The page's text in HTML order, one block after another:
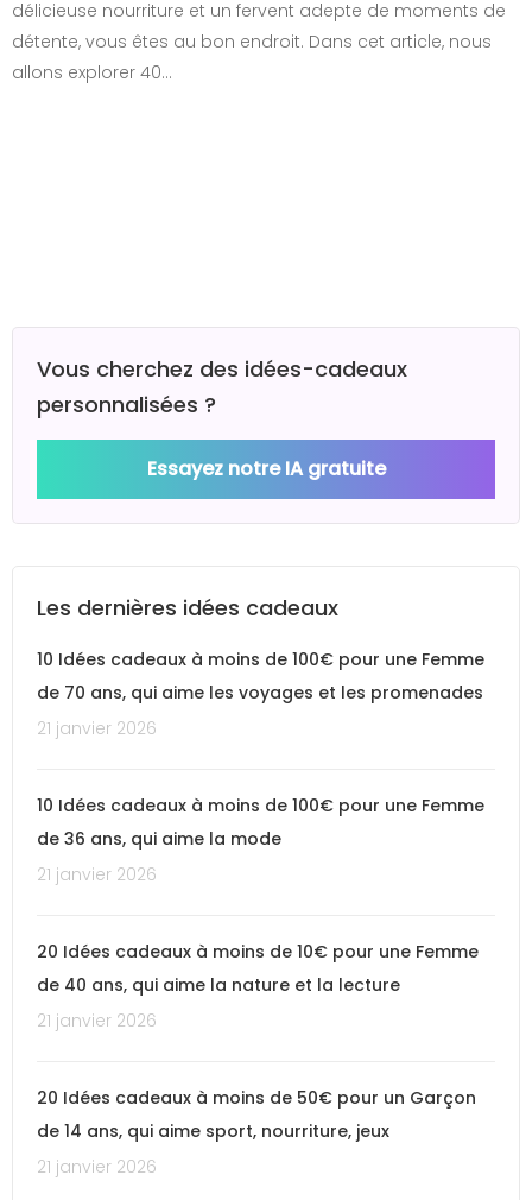
délicieuse nourriture et un fervent adepte de moments de
détente, vous êtes au bon endroit. Dans cet article, nous
allons explorer 40…
Vous cherchez des idées-cadeaux
personnalisées ?
Essayez notre IA gratuite
Les dernières idées cadeaux
10 Idées cadeaux à moins de 100€ pour une Femme
de 70 ans, qui aime les voyages et les promenades
21 janvier 2026
10 Idées cadeaux à moins de 100€ pour une Femme
de 36 ans, qui aime la mode
21 janvier 2026
20 Idées cadeaux à moins de 10€ pour une Femme
de 40 ans, qui aime la nature et la lecture
21 janvier 2026
20 Idées cadeaux à moins de 50€ pour un Garçon
de 14 ans, qui aime sport, nourriture, jeux
21 janvier 2026